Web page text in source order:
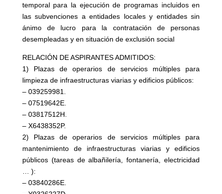
temporal para la ejecución de programas incluidos en
las subvenciones a entidades locales y entidades sin
ánimo de lucro para la contratación de personas
desempleadas y en situación de exclusión social
RELACIÓN DE ASPIRANTES ADMITIDOS:
1) Plazas de operarios de servicios múltiples para
limpieza de infraestructuras viarias y edificios públicos:
– 039259981.
– 07519642E.
– 03817512H.
– X6438352P.
2) Plazas de operarios de servicios múltiples para
mantenimiento de infraestructuras viarias y edificios
públicos (tareas de albañilería, fontanería, electricidad
… ):
– 03840286E.